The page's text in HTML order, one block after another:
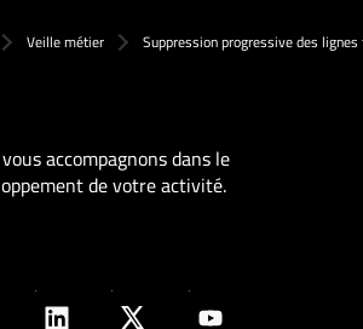
Veille métier Suppression progressive des
accompagnons dans le
de votre activité.